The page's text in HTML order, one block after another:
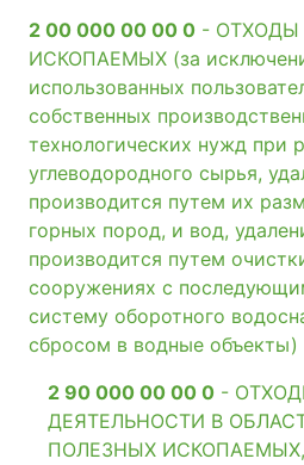
2 00 000 00 00 0 -
ИСКОПАЕМЫХ (за
использованных
собственных
технологических нужд при
углеводородного сырья,
производится путем их
горных пород, и вод,
производится путем
сооружениях с
систему оборотного
сбросом в водные объекты)
2 90 000 00 00 0 -
ДЕЯТЕЛЬНОСТИ В
ПОЛЕЗНЫХ